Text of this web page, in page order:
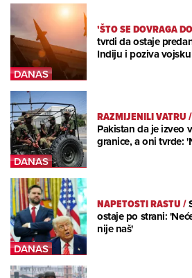
'ŠTO SE DOVRAGA
tvrdi da ostaje
Indiju i poziva
RAZMIJENILI VATRU/
Pakistan da je izveo
granice, a oni tvrde:
NAPETOSTI RASTU/
ostaje po strani:
nije naš'